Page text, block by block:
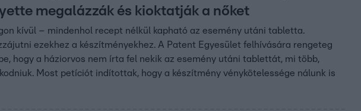
megalázzák és kioktatják a nőket
kívül – mindenhol recept nélkül kapható az esemény utáni tabletta.
ezekhez a készítményekhez. A Patent Egyesület felhívására rengeteg
hogy a háziorvos nem írta fel nekik az esemény utáni tablettát, mi több,
Most petíciót indítottak, hogy a készítmény vénykötelessége nálunk is